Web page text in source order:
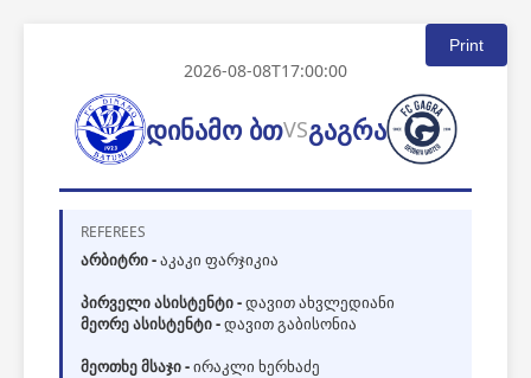
Print
2026-08-08T17:00:00
დინამო ბთVSგაგრა
REFEREES
არბიტრი -აკაკი ფარჯიკია
პირველი ასისტენტი -დავით ახვლედიანი
მეორე ასისტენტი -დავით გაბისონია
მეოთხე მსაჯი -ირაკლი ხერხაძე